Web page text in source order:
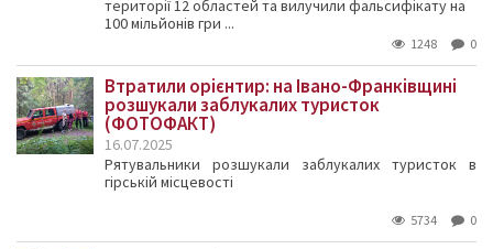
території 12 областей та вилучили фальсифікату на
100 мільйонів гри ...
1248 0
Втратили орієнтир: на Івано-Франківщині
розшукали заблукалих туристок
(ФОТОФАКТ)
16.07.2025
Рятувальники розшукали заблукалих туристок в
гірській місцевості
5734 0